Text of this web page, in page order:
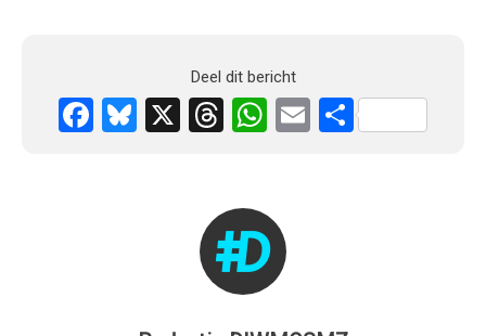
Deel dit bericht
Facebook
Bluesky
X Threads
WhatsApp
EmailDelen